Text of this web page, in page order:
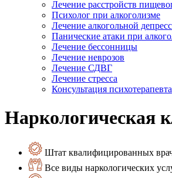
Лечение расстройств
Психолог при алкоголизме
Лечение алкогольной
Панические атаки при
Лечение бессонницы
Лечение неврозов
Лечение СДВГ
Лечение стресса
Консультация психотерапевта
Наркологическая
Штат квалифицированных
Все виды наркологических